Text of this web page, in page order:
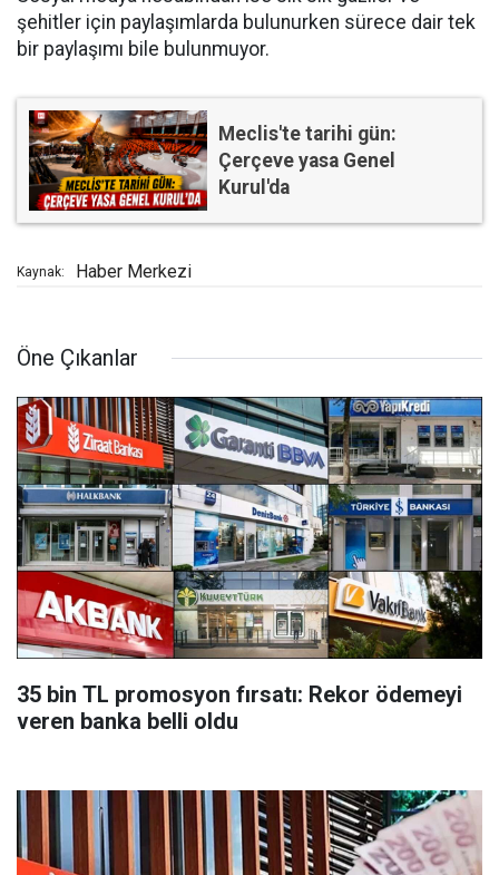
şehitler için paylaşımlarda bulunurken sürece dair tek
bir paylaşımı bile bulunmuyor.
Meclis'te tarihi gün:
Çerçeve yasa Genel
Kurul'da
Kaynak: Haber Merkezi
Öne Çıkanlar
35 bin TL promosyon fırsatı: Rekor ödemeyi
veren banka belli oldu